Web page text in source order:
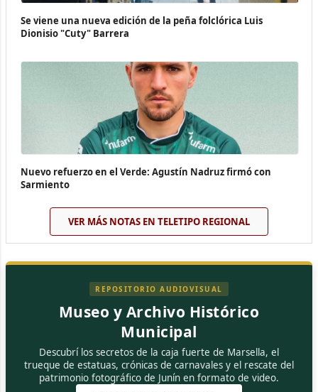
Se viene una nueva edición de la peña folclórica Luis
Dionisio "Cuty" Barrera
Nuevo refuerzo en el Verde: Agustín Nadruz firmó con
Sarmiento
VER MÁS NOTAS EN TELETIPO REGIONAL
REPOSITORIO AUDIOVISUAL
Museo y Archivo Histórico
Municipal
Descubrí los secretos de la caja fuerte de Marsella, el
trueque de estatuas, crónicas de carnavales y el rescate del
patrimonio fotográfico de Junín en formato de video.